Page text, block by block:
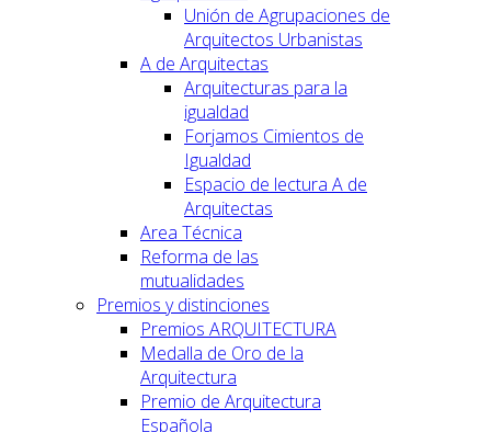
Unión de Agrupaciones de
Arquitectos Urbanistas
A de Arquitectas
Arquitecturas para la
igualdad
Forjamos Cimientos de
Igualdad
Espacio de lectura A de
Arquitectas
Area Técnica
Reforma de las
mutualidades
Premios y distinciones
Premios ARQUITECTURA
Medalla de Oro de la
Arquitectura
Premio de Arquitectura
Española